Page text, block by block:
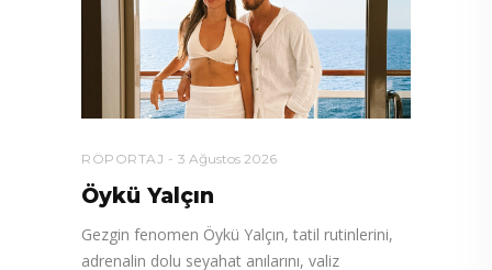
RÖPORTAJ 3 Ağustos 2026
Öykü Yalçın
Gezgin fenomen Öykü Yalçın, tatil rutinlerini,
adrenalin dolu seyahat anılarını, valiz